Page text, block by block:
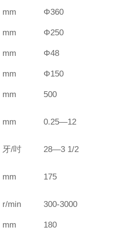
mm Φ360
mm Φ250
mm Φ48
mm Φ150
mm 500
mm 0.25—12
牙/吋 28—3 1/2
mm 175
r/min 300-3000
mm 180